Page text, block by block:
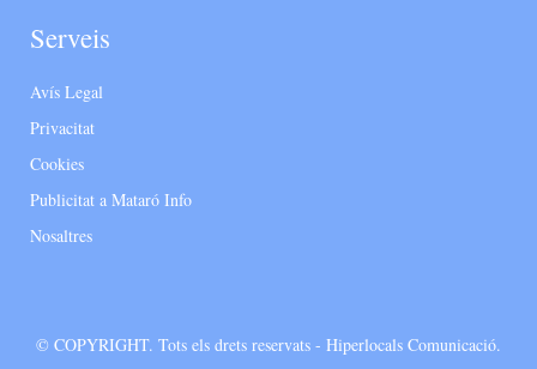
Serveis
Avís Legal
Privacitat
Cookies
Publicitat a Mataró Info
Nosaltres
© COPYRIGHT. Tots els drets reservats - Hiperlocals Comunicació.